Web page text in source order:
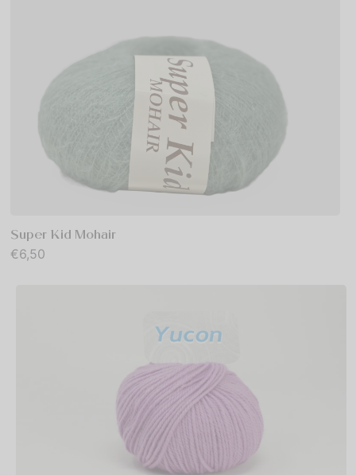
Super Kid Mohair
€6,50